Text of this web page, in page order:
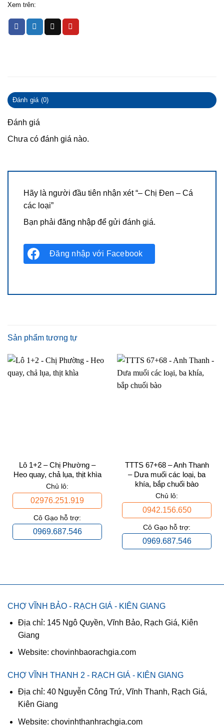
Xem trên:
Đánh giá (0)
Đánh giá
Chưa có đánh giá nào.
Hãy là người đầu tiên nhận xét “– Chị Đen – Cá
các loại”
Bạn phải đăng nhập để gửi đánh giá.
Đăng nhập với Facebook
Sản phẩm tương tự
Lô 1+2 – Chị Phường –
Heo quay, chả lụa, thịt khìa
Chủ lô:
02976.251.919
Cô Gạo hỗ trợ:
0969.687.546
TTTS 67+68 – Anh Thanh
– Dưa muối các loại, ba
khía, bắp chuối bào
Chủ lô:
0942.156.650
Cô Gạo hỗ trợ:
0969.687.546
CHỢ VĨNH BẢO - RẠCH GIÁ - KIÊN GIANG
Địa chỉ: 145 Ngô Quyền, Vĩnh Bảo, Rạch Giá, Kiên
Giang
Website: chovinhbaorachgia.com
CHỢ VĨNH THANH 2 - RẠCH GIÁ - KIÊN GIANG
Địa chỉ: 40 Nguyễn Công Trứ, Vĩnh Thanh, Rạch Giá,
Kiên Giang
Website: chovinhthanhrachgia.com